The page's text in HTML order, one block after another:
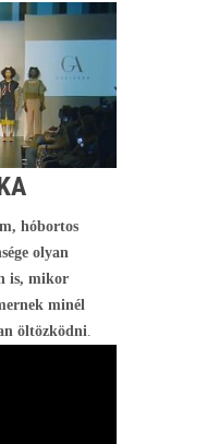
hóbortos
olyan
is, mikor
minél
öltözködni